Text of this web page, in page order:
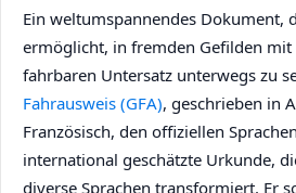
Ein weltumspannendes Dokument,
ermöglicht, in fremden Gefilden mit
fahrbaren Untersatz unterwegs zu
Fahrausweis (GFA), geschrieben in
Französisch, den offiziellen
international geschätzte Urkunde,
diverse Sprachen transformiert. Er